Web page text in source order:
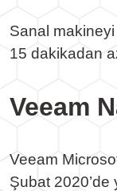
Sanal
15 dakikadan
Veeam
Veeam
Şubat 2020’de